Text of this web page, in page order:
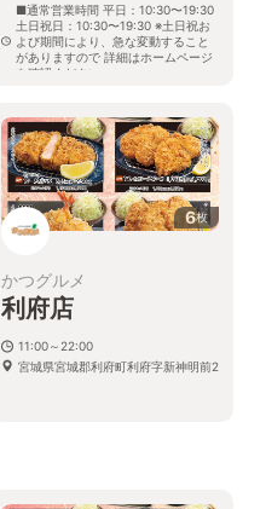
■通常営業時間 平日：10:30〜19:30
土日祝日：10:30〜19:30 ※土日祝お
よび期間により、急な変動すること
がありますので 詳細はホームページ
を確認ください
6枚
かつグルメ
利府店
11:00～22:00
宮城県宮城郡利府町利府字新神明前2